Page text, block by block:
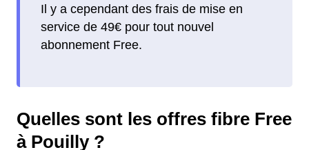
Il y a cependant des frais de mise en
service de 49€ pour tout nouvel
abonnement Free.
Quelles sont les offres fibre Free
à Pouilly ?